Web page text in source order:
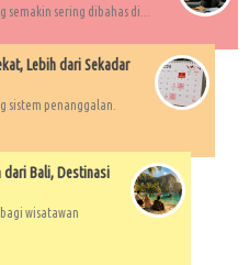
sering dibahas di...
Lebih dari Sekadar
sistem penanggalan.
dari Bali, Destinasi
wisatawan